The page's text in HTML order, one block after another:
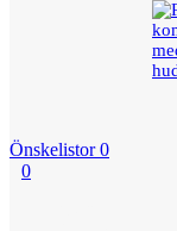
Önskelistor 0
0